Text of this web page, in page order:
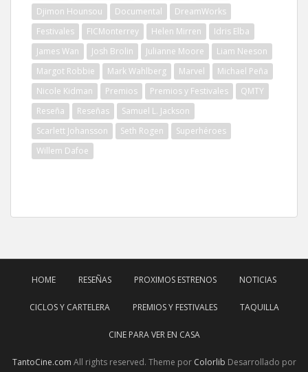
Djimon Hounsou
Documental
DreamWorks
Festivales
FICMonterrey Helen Mirren
Idris Elba
James Wan
Josh Brolin Julianne Moore
Liam Neeson
Margot Robbie
Mark Wahlberg Marvel
Michael Peña
Nicole Kidman
Premios Premios y Festivales
QMTY
Reseña
Reseñas
Samuel L. Jackson
Scarlett Johansson
Seth Rogen
Superhéroes
Willem Dafoe
HOME RESEÑAS PROXIMOS ESTRENOS NOTICIAS
CICLOS Y CARTELERA PREMIOS Y FESTIVALES TAQUILLA
CINE PARA VER EN CASA
TantoCine.com All rights reserved. Theme por Colorlib Desarrollado por